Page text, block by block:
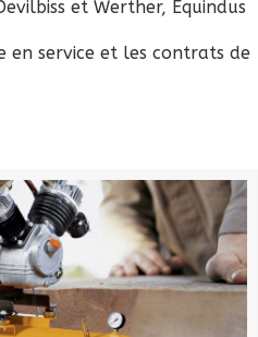
et Werther, Equindus
en service et les contrats de